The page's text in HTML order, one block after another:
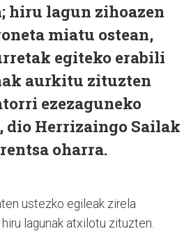
hiru lagun zihoazen
miatu ostean,
egiteko erabili
aurkitu zituzten
ezezaguneko
dio Herrizaingo Sailak
oharra.
ustezko egileak zirela
lagunak atxilotu zituzten.